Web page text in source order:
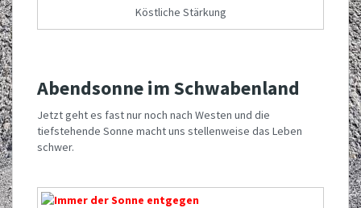
Köstliche Stärkung
Abendsonne im Schwabenland
Jetzt geht es fast nur noch nach Westen und die
tiefstehende Sonne macht uns stellenweise das Leben
schwer.